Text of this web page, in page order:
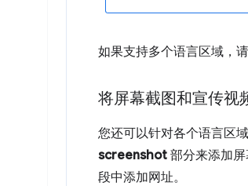
如果支持多个语言区域，
将屏幕截图和宣传视
您还可以针对各个语言区
screenshot 部分来添加
段中添加网址。